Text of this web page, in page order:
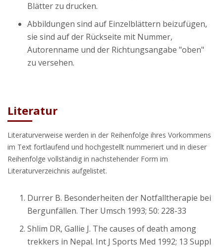
Blätter zu drucken.
Abbildungen sind auf Einzelblättern beizufügen,
sie sind auf der Rückseite mit Nummer,
Autorenname und der Richtungsangabe "oben"
zu versehen.
Literatur
Literaturverweise werden in der Reihenfolge ihres Vorkommens
im Text fortlaufend und hochgestellt nummeriert und in dieser
Reihenfolge vollständig in nachstehender Form im
Literaturverzeichnis aufgelistet.
Durrer B. Besonderheiten der Notfalltherapie bei
Bergunfällen. Ther Umsch 1993; 50: 228-33
Shlim DR, Gallie J. The causes of death among
trekkers in Nepal. Int J Sports Med 1992; 13 Suppl